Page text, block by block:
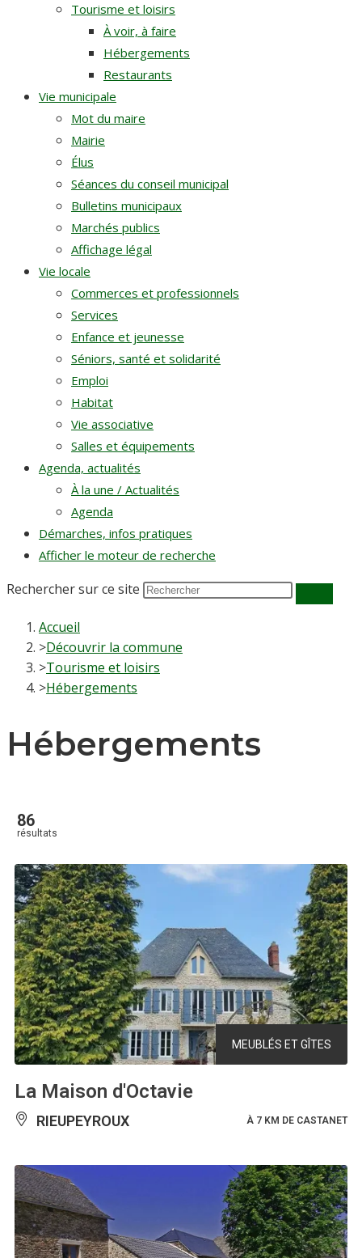
Tourisme et loisirs
À voir, à faire
Hébergements
Restaurants
Vie municipale
Mot du maire
Mairie
Élus
Séances du conseil municipal
Bulletins municipaux
Marchés publics
Affichage légal
Vie locale
Commerces et professionnels
Services
Enfance et jeunesse
Séniors, santé et solidarité
Emploi
Habitat
Vie associative
Salles et équipements
Agenda, actualités
À la une / Actualités
Agenda
Démarches, infos pratiques
Afficher le moteur de recherche
Rechercher sur ce site
Accueil
>Découvrir la commune
>Tourisme et loisirs
>Hébergements
Hébergements
86
résultats
MEUBLÉS ET GÎTES
La Maison d'Octavie
RIEUPEYROUX À 7 KM DE CASTANET